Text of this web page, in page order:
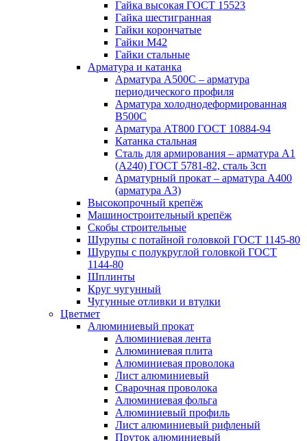
Гайка высокая ГОСТ 15523
Гайка шестигранная
Гайки корончатые
Гайки М42
Гайки стальные
Арматура и катанка
Арматура А500С – арматура
периодического профиля
Арматура холоднодеформированная
В500С
Арматура АТ800 ГОСТ 10884-94
Катанка стальная
Сталь для армирования – арматура А1
(А240) ГОСТ 5781-82, сталь 3сп
Арматурный прокат – арматура А400
(арматура А3)
Высокопрочный крепёж
Машиностроительный крепёж
Скобы строительные
Шурупы с потайной головкой ГОСТ 1145-80
Шурупы с полукруглой головкой ГОСТ
1144-80
Шплинты
Круг чугунный
Чугунные отливки и втулки
Цветмет
Алюминиевый прокат
Алюминиевая лента
Алюминиевая плита
Алюминиевая проволока
Лист алюминиевый
Сварочная проволока
Алюминиевая фольга
Алюминиевый профиль
Лист алюминиевый рифленый
Пруток алюминиевый